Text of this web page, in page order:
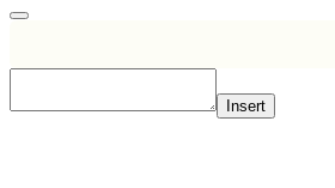
Insert